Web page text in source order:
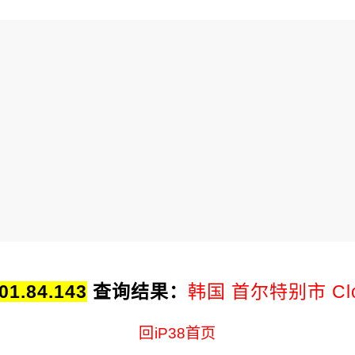
查询结果： 韩国 首尔特别市
回iP38首页